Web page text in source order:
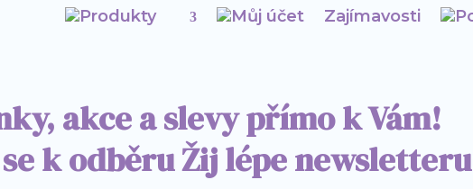
Produkty Můj účet Zajímavosti
akce a slevy přímo k Vám!
k odběru Žij lépe